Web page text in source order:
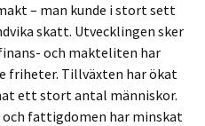
– man kunde i stort sett
skatt. Utvecklingen sker
och makteliten har
friheter. Tillväxten har ökat
ett stort antal människor.
fattigdomen har minskat